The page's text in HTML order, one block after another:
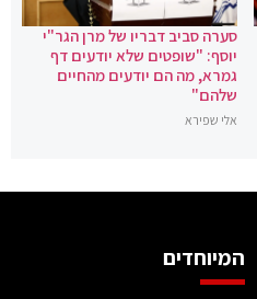
סערה סביב דבריו של מרן הגר"י
יוסף: "שופטים שלא יודעים דף
גמרא, מה הם יודעים מהחיים
שלהם"
אלי שפירא
המיוחדים